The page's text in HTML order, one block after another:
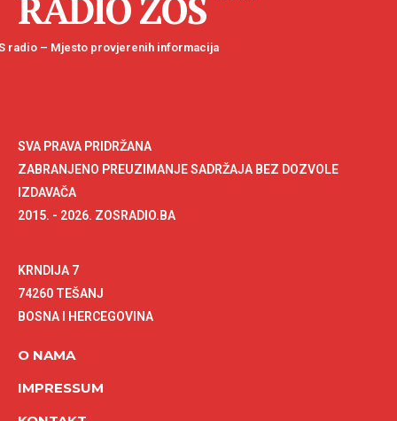
radio – Mjesto provjerenih informacija
SVA PRAVA PRIDRŽANA
ZABRANJENO PREUZIMANJE SADRŽAJA BEZ DOZVOLE
IZDAVAČA
2015. - 2026. ZOSRADIO.BA
KRNDIJA 7
74260 TEŠANJ
BOSNA I HERCEGOVINA
O NAMA
IMPRESSUM